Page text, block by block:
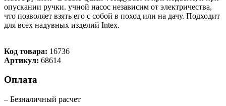
опускании ручки. учной насос независим от электричества,
что позволяет взять его с собой в поход или на дачу. Подходит
для всех надувных изделий Intex.
Код товара: 16736
Артикул: 68614
Оплата
– Безналичный расчет